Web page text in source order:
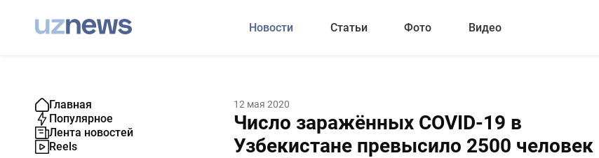
Новости Статьи Фото Видео
Главная
Популярное
Лента новостей
Reels
12 мая 2020
Число заражённых COVID-19 в
Узбекистане превысило 2500 человек